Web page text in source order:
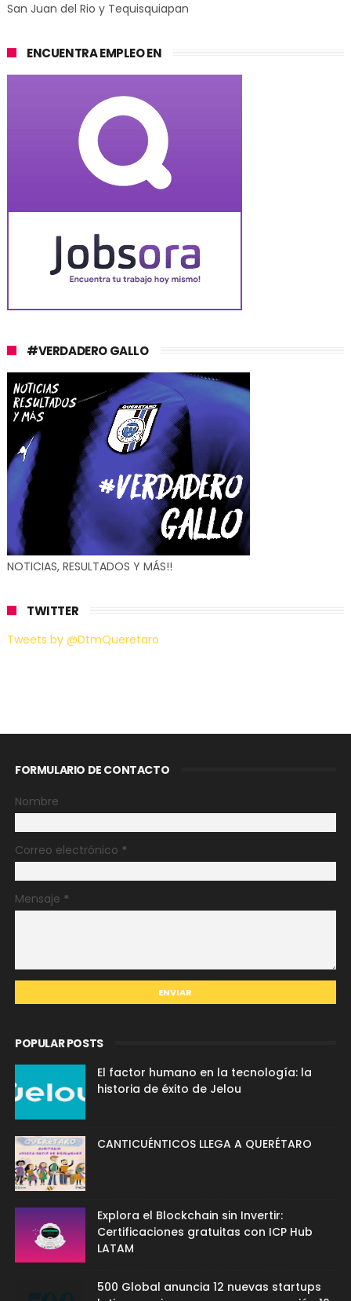
San Juan del Rio y Tequisquiapan
ENCUENTRA EMPLEO EN
#VERDADERO GALLO
NOTICIAS, RESULTADOS Y MÁS!!
TWITTER
Tweets by @DtmQueretaro
FORMULARIO DE CONTACTO
Nombre
Correo electrónico *
Mensaje *
POPULAR POSTS
El factor humano en la tecnología: la
historia de éxito de Jelou
CANTICUÉNTICOS LLEGA A QUERÉTARO
Explora el Blockchain sin Invertir:
Certificaciones gratuitas con ICP Hub
LATAM
500 Global anuncia 12 nuevas startups